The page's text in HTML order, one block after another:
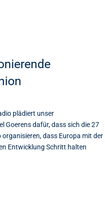
plädiert unser
Goerens dafür, dass sich die 27
dass Europa mit der
Entwicklung Schritt halten